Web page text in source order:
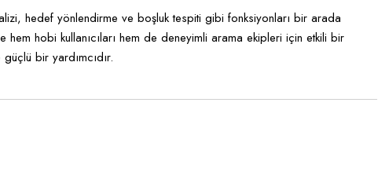
hedef yönlendirme ve boşluk tespiti gibi fonksiyonları bir arada
hem hobi kullanıcıları hem de deneyimli arama ekipleri için etkili bir
bir yardımcıdır.